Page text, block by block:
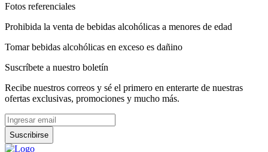
Fotos referenciales
Prohibida la venta de bebidas alcohólicas a menores de edad
Tomar bebidas alcohólicas en exceso es dañino
Suscríbete a nuestro boletín
Recibe nuestros correos y sé el primero en enterarte de nuestras
ofertas exclusivas, promociones y mucho más.
Suscribirse